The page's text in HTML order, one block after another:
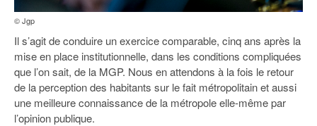
© Jgp
Il s’agit de conduire un exercice comparable, cinq ans après la
mise en place institutionnelle, dans les conditions compliquées
que l’on sait, de la MGP. Nous en attendons à la fois le retour
de la perception des habitants sur le fait métropolitain et aussi
une meilleure connaissance de la métropole elle-même par
l’opinion publique.